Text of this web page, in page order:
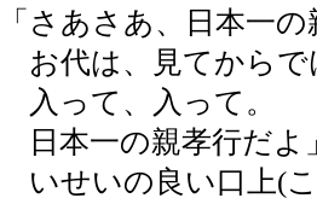
「さあさあ、日本一
お代は、見てからで
入って、入って。
日本一の親孝行だよ
いせいの良い口上(